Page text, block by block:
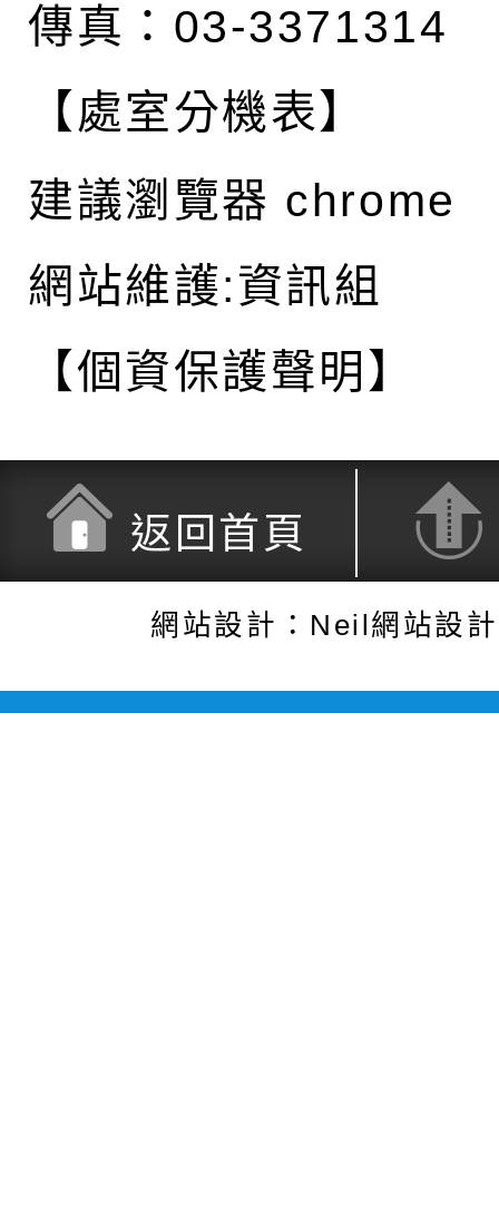
傳真：03-3371314
【處室分機表】
建議瀏覽器 chrome
網站維護:資訊組
【個資保護聲明】
返回首頁
網站設計：Neil網站設